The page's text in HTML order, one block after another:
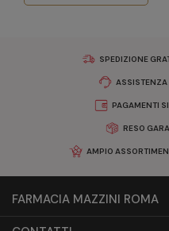
SPEDIZIONE
ASSISTENZA
PAGAMENTI
RESO
AMPIO
FARMACIA MAZZINI ROMA